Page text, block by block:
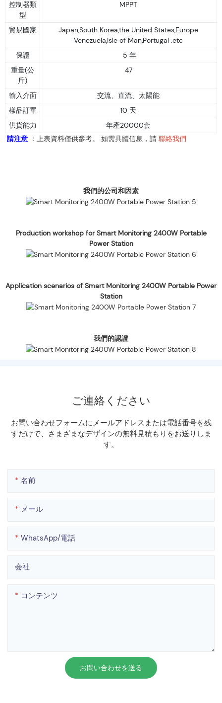
控制器類
型
MPPT
貿易國家
Japan,South Korea,the United States,Europe
Venezuela,Isle of Man,Portugal .etc
保證
5 年
重量(公
斤)
47
輸入介面
交流、直流、太陽能
樣品訂單
10 天
供貨能力
年產20000套
請注意 ：上表資料僅供參考。 如需具體信息，請 聯絡我們
我們的公司和因素
Production workshop for Smart Monitoring 2400W Portable
Power Station
Application scenarios of Smart Monitoring 2400W Portable Power
Station
我們的認證
ご連絡ください
お問い合わせフォームにメールアドレスまたは電話番号を残
すだけで、さまざまなデザインの無料見積もりをお送りしま
す。
名前
メール
WhatsApp/電話
会社
コンテンツ
お問い合わせを送る